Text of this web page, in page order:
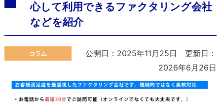
心して利用できるファクタリング会社
などを紹介
コラム 公開日：2025年11月25日
更新日：
2026年6月26日